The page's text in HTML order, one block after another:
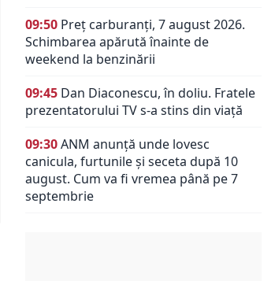
09:50 Preț carburanți, 7 august 2026.
Schimbarea apărută înainte de
weekend la benzinării
09:45 Dan Diaconescu, în doliu. Fratele
prezentatorului TV s-a stins din viață
09:30ANM anunță unde lovesc
canicula, furtunile și seceta după 10
august. Cum va fi vremea până pe 7
septembrie